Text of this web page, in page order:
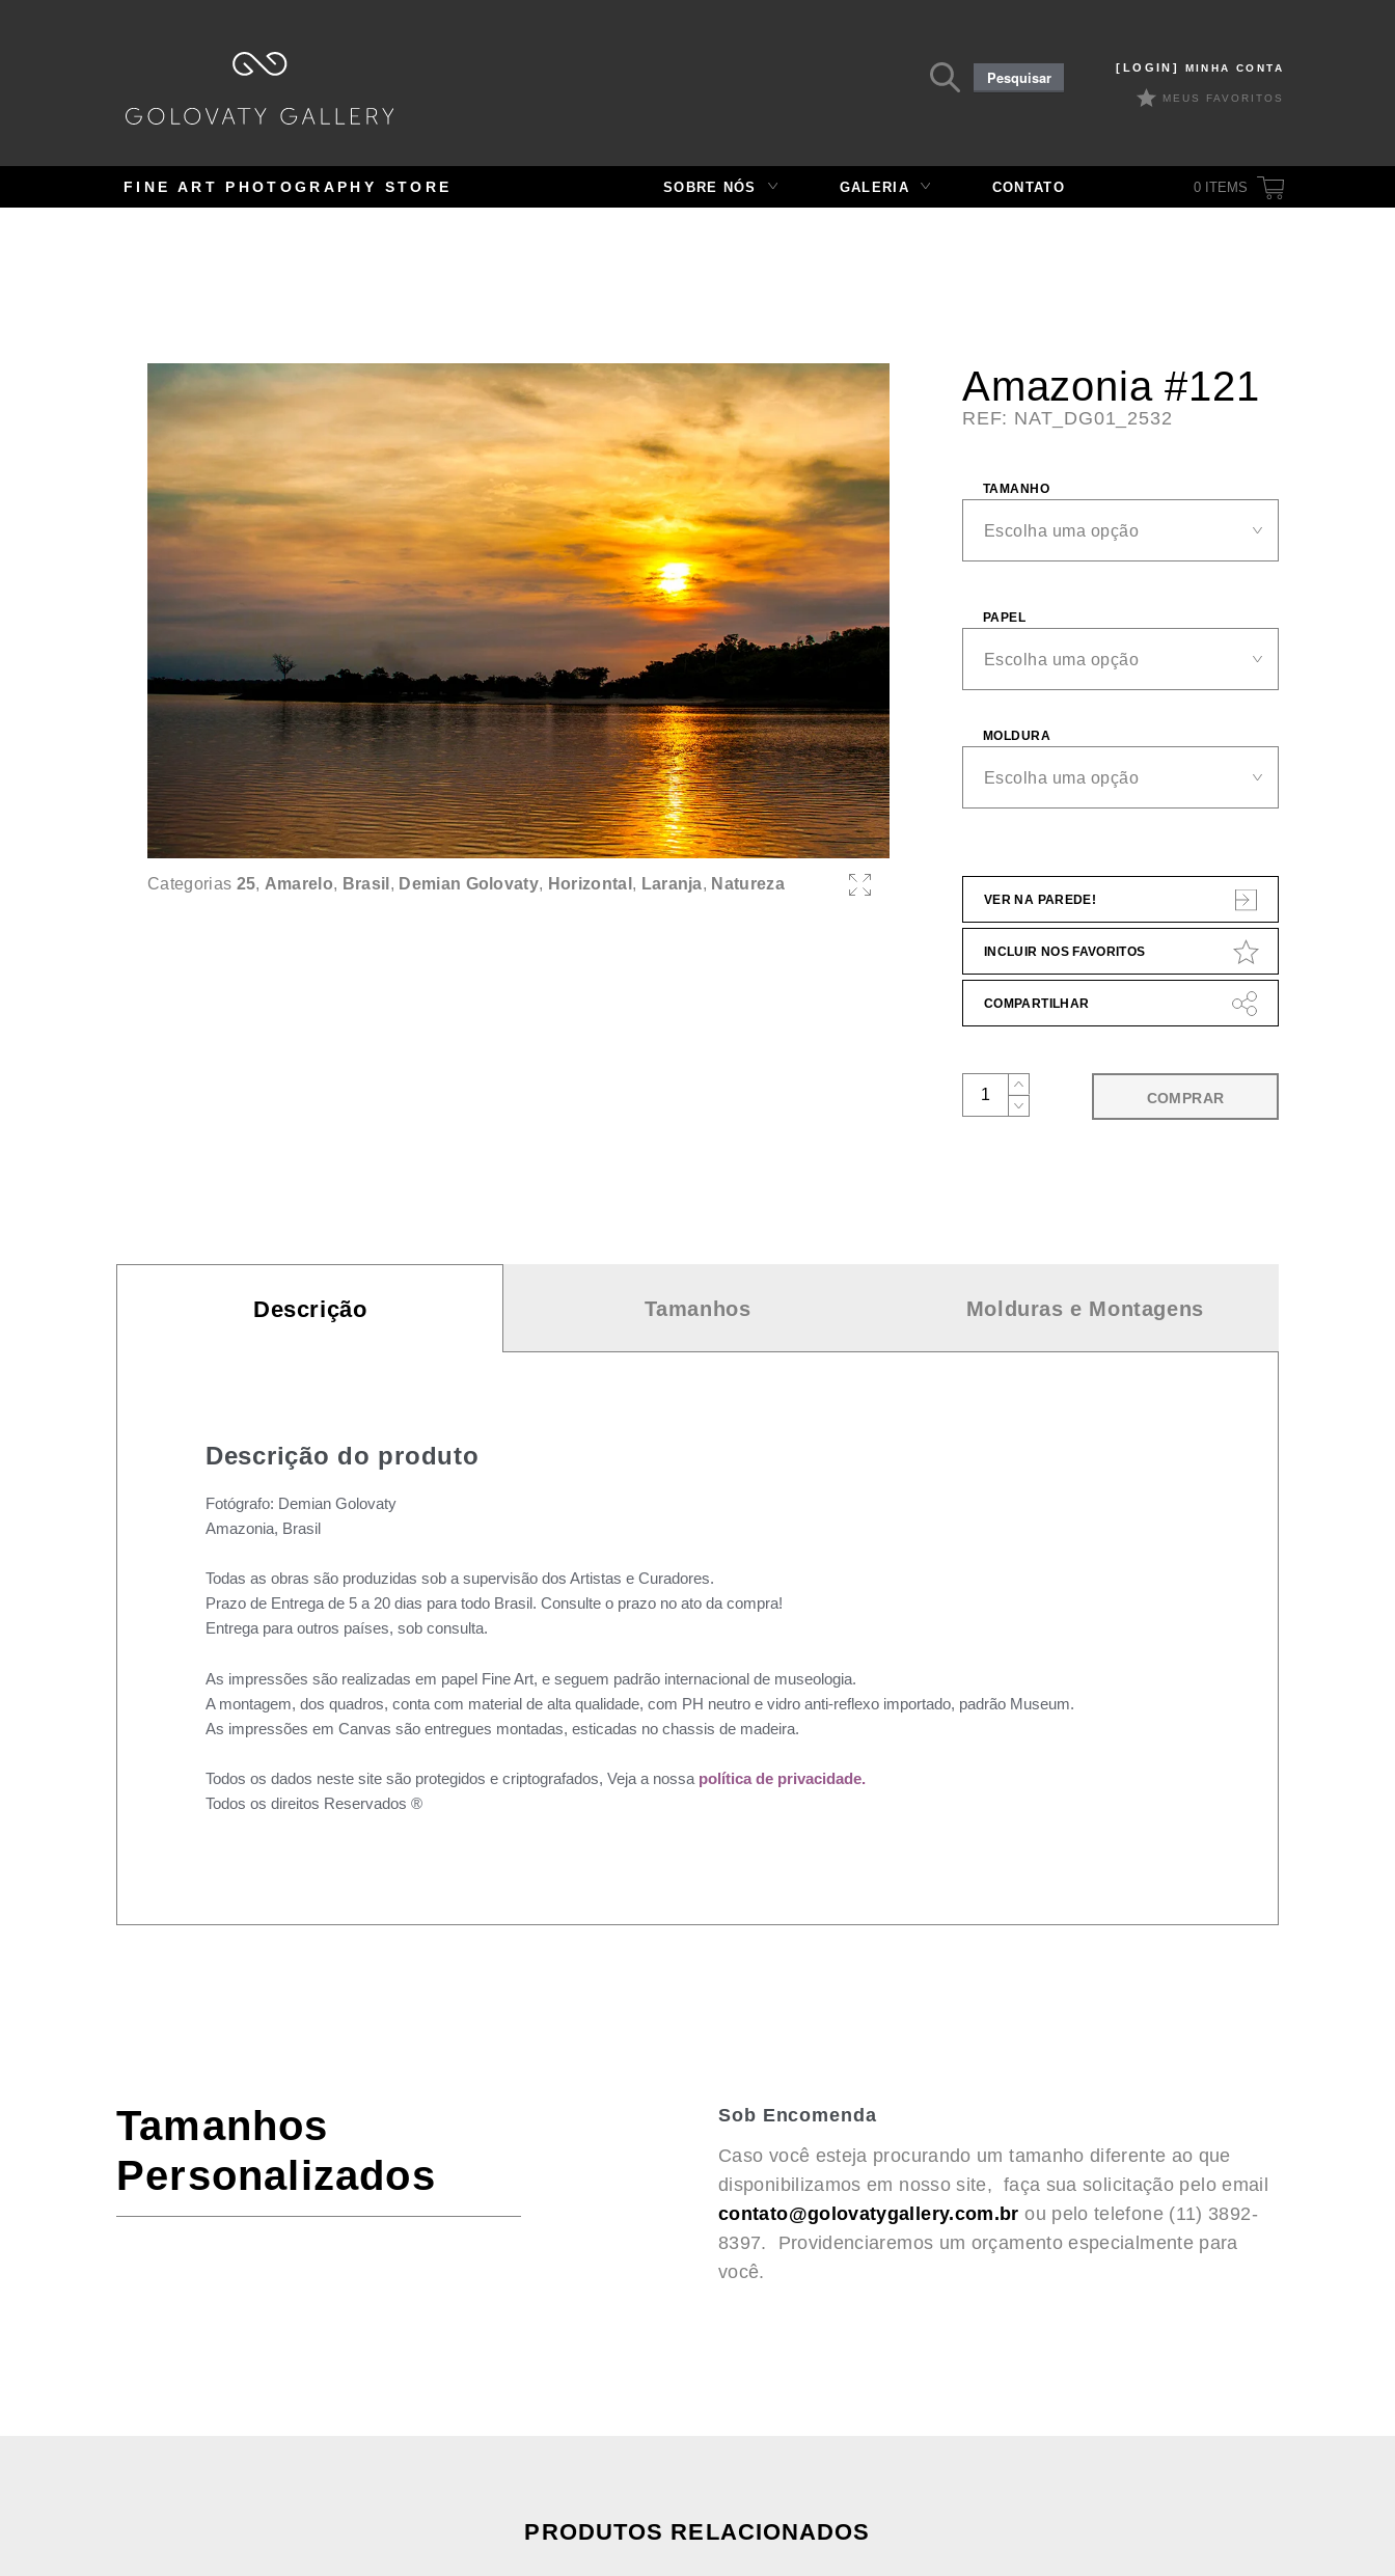
navegação
[LOGIN] MINHA CONTA
MEUS FAVORITOS
Pesquisar
por:Pesquisar
FINE ART PHOTOGRAPHY STORE SOBRE NÓS GALERIA CONTATO 0 ITEMS
Categorias 25, Amarelo, Brasil , Demian Golovaty, Horizontal , Laranja, Natureza
Amazonia #121
REF: NAT_DG01_2532
TAMANHO
PAPEL
MOLDURA
VER NA PAREDE!
INCLUIR NOS FAVORITOS
COMPARTILHAR
COMPRAR
Descrição Tamanhos Molduras e Montagens
Descrição do produto
Fotógrafo: Demian Golovaty
Amazonia, Brasil
Todas as obras são produzidas sob a supervisão dos Artistas e Curadores.
Prazo de Entrega de 5 a 20 dias para todo Brasil. Consulte o prazo no ato da compra!
Entrega para outros países, sob consulta.
As impressões são realizadas em papel Fine Art, e seguem padrão internacional de museologia.
A montagem, dos quadros, conta com material de alta qualidade, com PH neutro e vidro anti-reflexo importado, padrão Museum.
As impressões em Canvas são entregues montadas, esticadas no chassis de madeira.
Todos os dados neste site são protegidos e criptografados, Veja a nossa política de privacidade.
Todos os direitos Reservados ®
Tamanhos
Personalizados
Sob Encomenda
Caso você esteja procurando um tamanho diferente ao que
disponibilizamos em nosso site, faça sua solicitação pelo email
contato@golovatygallery.com.br ou pelo telefone (11) 3892-
8397. Providenciaremos um orçamento especialmente para
você.
PRODUTOS RELACIONADOS